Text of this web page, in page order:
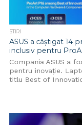
STIRI
ASUS a câștigat 14
inclusiv pentru
Compania ASUS a
pentru inovație.
titlu Best of